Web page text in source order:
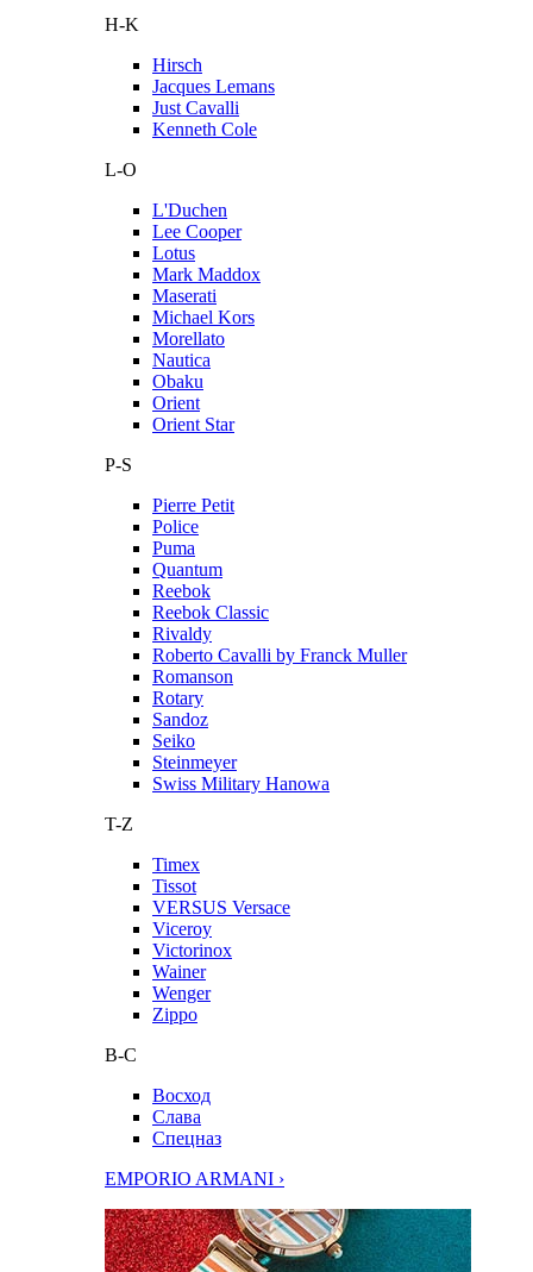
H-K
Hirsch
Jacques Lemans
Just Cavalli
Kenneth Cole
L-O
L'Duchen
Lee Cooper
Lotus
Mark Maddox
Maserati
Michael Kors
Morellato
Nautica
Obaku
Orient
Orient Star
P-S
Pierre Petit
Police
Puma
Quantum
Reebok
Reebok Classic
Rivaldy
Roberto Cavalli by Franck Muller
Romanson
Rotary
Sandoz
Seiko
Steinmeyer
Swiss Military Hanowa
T-Z
Timex
Tissot
VERSUS Versace
Viceroy
Victorinox
Wainer
Wenger
Zippo
В-С
Восход
Слава
Спецназ
EMPORIO ARMANI ›